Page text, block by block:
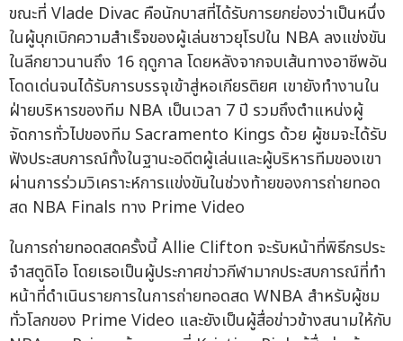
ขณะที่ Vlade Divac คือนักบาสที่ได้รับการยกย่องว่าเป็นหนึ่ง
ในผู้บุกเบิกความสำเร็จของผู้เล่นชาวยุโรปใน NBA ลงแข่งขัน
ในลีกยาวนานถึง 16 ฤดูกาล โดยหลังจากจบเส้นทางอาชีพอัน
โดดเด่นจนได้รับการบรรจุเข้าสู่หอเกียรติยศ เขายังทำงานใน
ฝ่ายบริหารของทีม NBA เป็นเวลา 7 ปี รวมถึงตำแหน่งผู้
จัดการทั่วไปของทีม Sacramento Kings ด้วย ผู้ชมจะได้รับ
ฟังประสบการณ์ทั้งในฐานะอดีตผู้เล่นและผู้บริหารทีมของเขา
ผ่านการร่วมวิเคราะห์การแข่งขันในช่วงท้ายของการถ่ายทอด
สด NBA Finals ทาง Prime Video
ในการถ่ายทอดสดครั้งนี้ Allie Clifton จะรับหน้าที่พิธีกรประ
จำสตูดิโอ โดยเธอเป็นผู้ประกาศข่าวกีฬามากประสบการณ์ที่ทำ
หน้าที่ดำเนินรายการในการถ่ายทอดสด WNBA สำหรับผู้ชม
ทั่วโลกของ Prime Video และยังเป็นผู้สื่อข่าวข้างสนามให้กับ